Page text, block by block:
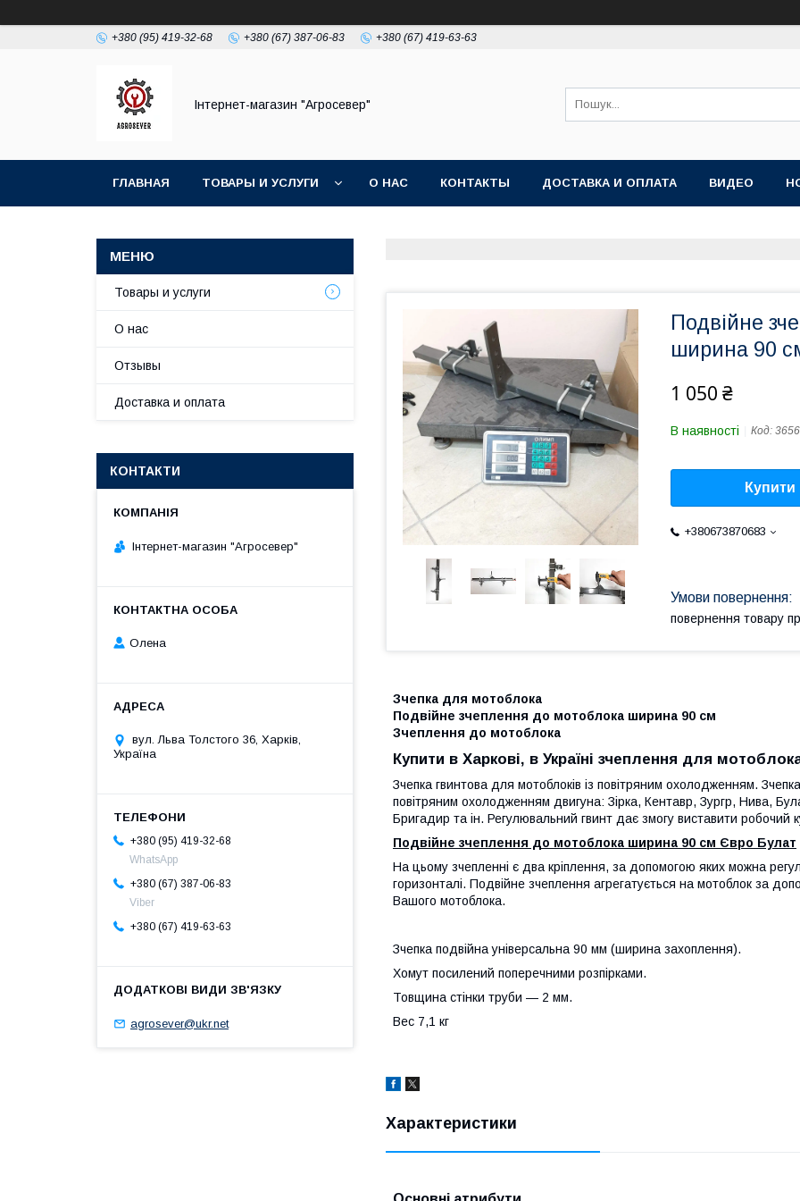
+380 (95) 419-32-68 +380 (67) 387-06-83 +380 (67) 419-63-63
Інтернет-магазин "Агросевер"
ГЛАВНАЯ ТОВАРЫ И УСЛУГИ О НАС КОНТАКТЫ ДОСТАВКА И ОПЛАТА ВИДЕО
Подвійне
ширина 90
1 050 ₴
В наявності Код:
Купити
+380673870683
повернення товару
Зчепка для мотоблока
Подвійне зчеплення до мотоблока ширина 90 см
Зчеплення до мотоблока
Купити в Харкові, в Україні зчеплення для
Зчепка гвинтова для мотоблоків із повітряним охолодженням.
повітряним охолодженням двигуна: Зірка, Кентавр, Зургр, Нива,
Бригадир та ін. Регулювальний гвинт дає змогу виставити робочий
Подвійне зчеплення до мотоблока ширина 90 см Євро Булат
На цьому зчепленні є два кріплення, за допомогою яких можна
горизонталі. Подвійне зчеплення агрегатується на мотоблок за
Вашого мотоблока.
Зчепка подвійна універсальна 90 мм (ширина захоплення).
Хомут посилений поперечними розпірками.
Товщина стінки труби — 2 мм.
Вес 7,1 кг
Характеристики
Товары и услуги
О нас
Отзывы
Доставка и оплата
КОНТАКТИ
Інтернет-магазин "Агросевер"
Олена
вул. Льва Толстого 36, Харків,
Україна
+380 (95) 419-32-68
WhatsApp
+380 (67) 387-06-83
Viber
+380 (67) 419-63-63
agrosever@ukr.net